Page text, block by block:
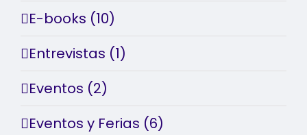
E-books (10)
Entrevistas (1)
Eventos (2)
Eventos y Ferias (6)